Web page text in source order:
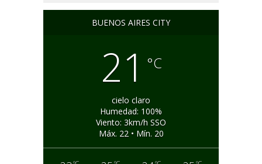
BUENOS AIRES CITY
21 °C
cielo claro
Humedad: 100%
Viento: 3km/h SSO
Máx. 22 • Mín. 20